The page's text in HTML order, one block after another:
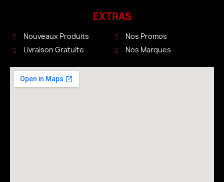
EXTRAS
Nouveaux Produits
Livraison Gratuite
Nos Promos
Nos Marques